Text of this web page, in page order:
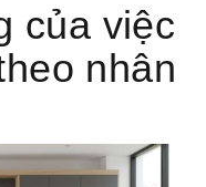
của việc
nhân